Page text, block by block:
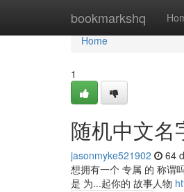
bookmarkshq
Home
Home
1
随机中文名
jasonmyke521902 64
想拥有一个 专属 的 称谓
是 为...起你的 故事人物